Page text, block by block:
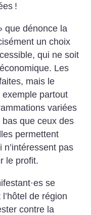
!
que dénonce la
un choix
qui ne soit
Les
mais le
partout
variées
que ceux des
permettent
n’intéressent pas
le profit.
·es se
de région
contre la